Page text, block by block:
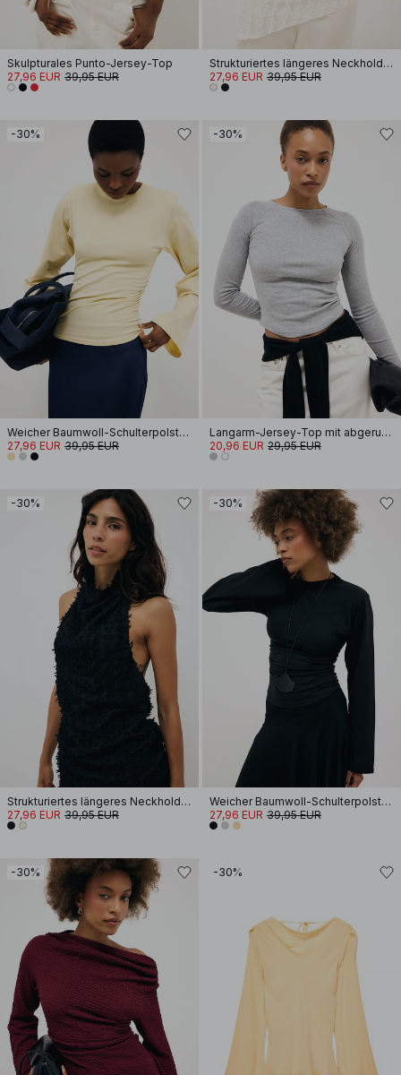
Skulpturales Punto-Jersey-Top
27,96 EUR 39,95 EUR
Strukturiertes längeres Neckholder-Top
27,96 EUR 39,95 EUR
-30%
Weicher Baumwoll-Schulterpolster Langarm-T-Shirt
27,96 EUR 39,95 EUR
-30%
Langarm-Jersey-Top mit abgerundetem Saum
20,96 EUR 29,95 EUR
-30%
Strukturiertes längeres Neckholder-Top
27,96 EUR 39,95 EUR
-30%
Weicher Baumwoll-Schulterpolster Langarm-T-Shirt
27,96 EUR 39,95 EUR
-30% -30%